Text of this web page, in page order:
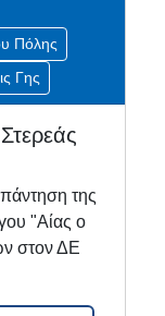
Πόλης
Γης
της
"Αίας ο
στον ΔΕ